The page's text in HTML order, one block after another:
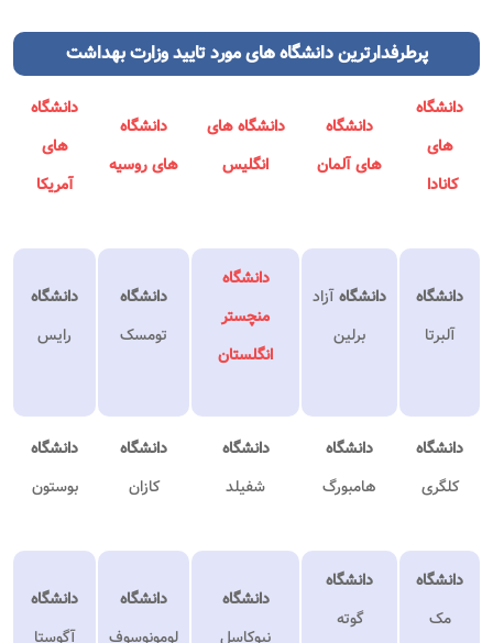
پرطرفدارتریندانشگاه های مورد تایید وزارت بهداشت
دانشگاه
های
کانادا
دانشگاه
های آلمان
دانشگاه‌ های
انگلیس
دانشگاه
های روسیه
دانشگاه‌
های
آمریکا
دانشگاه
آلبرتا
دانشگاهآزاد
برلین
دانشگاه
منچستر
انگلستان
دانشگاه
تومسک
دانشگاه
رایس
دانشگاه
کلگری
دانشگاه
هامبورگ
دانشگاه
شفیلد
دانشگاه
کازان
دانشگاه
بوستون
دانشگاه
مک
دانشگاه
گوته
دانشگاه
نیوکاسل
دانشگاه
لومونوسوف
دانشگاه
آگوستا